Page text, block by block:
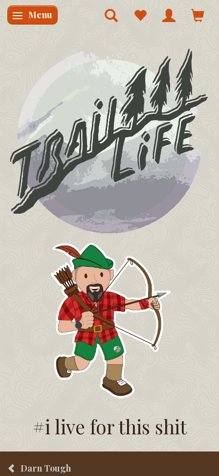
Skifte navigation
Menu
#i live for this shit
Darn Tough